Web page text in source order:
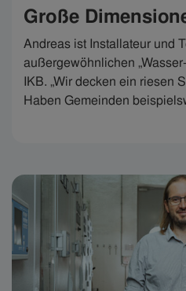
Große
Andreas ist Installateur und
außergewöhnlichen
IKB. „Wir decken ein riesen
Haben Gemeinden
Wasserversorgung, rückt
hat höchste Priorität. Und
selten hoch hinauf.